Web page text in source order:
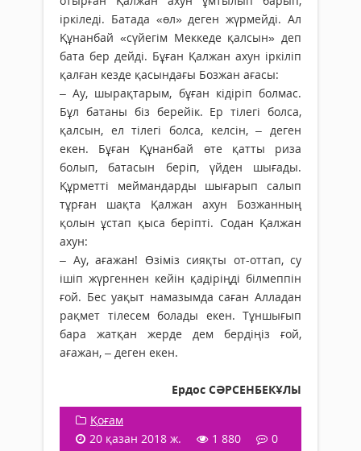
іркіледі. Батада «өл» деген жүрмейді. Ал
Құнанбай «сүйегім Меккеде қалсын» деп
бата бер дейді. Бұған Қалжан ахун іркіліп
қалған кезде қасындағы Бозжан ағасы:
– Ау, шырақтарым, бұған кідіріп болмас.
Бұл батаны біз берейік. Ер тілегі болса,
қалсын, ел тілегі болса, келсін, – деген
екен. Бұған Құнанбай өте қатты риза
болып, батасын беріп, үйден шығады.
Құрметті меймандарды шығарып салып
тұрған шақта Қалжан ахун Бозжанның
қолын ұстап қыса беріпті. Содан Қалжан
ахун:
– Ау, ағажан! Өзіміз сияқты от-оттап, су
ішіп жүргеннен кейін қадіріңді білмеппін
ғой. Бес уақыт намазымда саған Алладан
рақмет тілесем болады екен. Тұншығып
бара жатқан жерде дем бердіңіз ғой,
ағажан, – деген екен.
Ердос СӘРСЕНБЕКҰЛЫ
Қоғам
20 қазан 2018 ж.
1 880 0